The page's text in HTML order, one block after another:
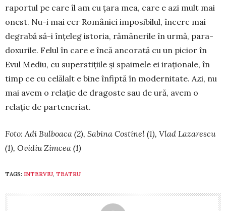
raportul pe care îl am cu ța­ra mea, care e azi mult mai
onest. Nu-i mai cer Româ­niei impo­si­bilul, încerc mai
degrabă să-i înțe­leg istoria, rămâ­nerile în urmă, pa­ra­
doxurile. Felul în care e încă anco­rată cu un picior în
Evul Me­diu, cu superstițiile și spaimele ei iraționale, în
timp ce cu celălalt e bine înfiptă în moder­ni­tate. Azi, nu
mai avem o relație de dragoste sau de ură, avem o
relație de parte­neriat.
Foto: Adi Bulboaca (2), Sabina Costinel (1), Vlad Lazarescu
(1), Ovidiu Zimcea (1)
TAGS: INTERVIU, TEATRU